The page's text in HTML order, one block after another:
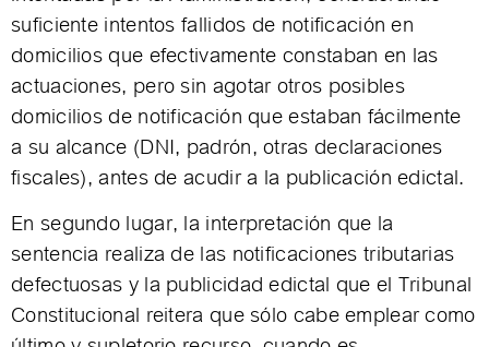
suficiente intentos fallidos de notificación en
domicilios que efectivamente constaban en las
actuaciones, pero sin agotar otros posibles
domicilios de notificación que estaban fácilmente
a su alcance (DNI, padrón, otras declaraciones
fiscales), antes de acudir a la publicación edictal.
En segundo lugar, la interpretación que la
sentencia realiza de las notificaciones tributarias
defectuosas y la publicidad edictal que el Tribunal
Constitucional reitera que sólo cabe emplear como